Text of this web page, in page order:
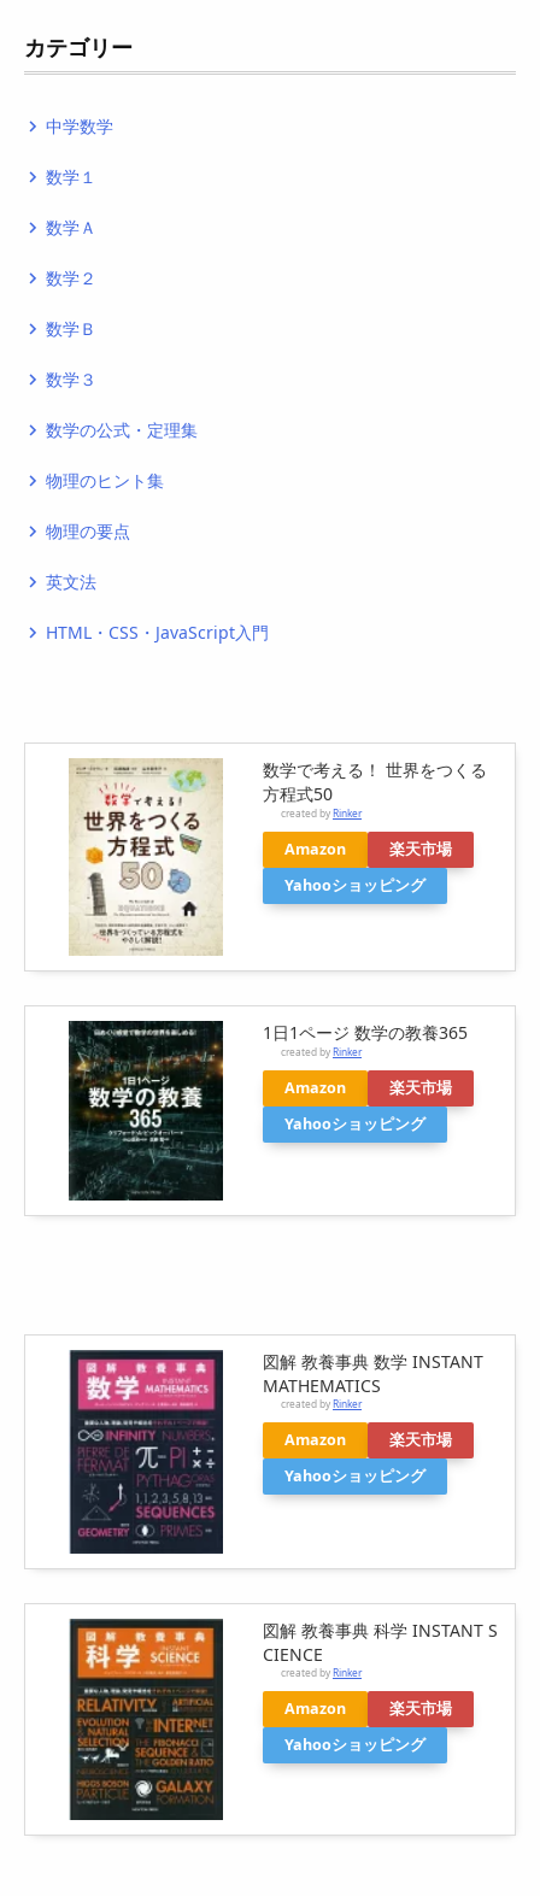
カテゴリー
navigate_next 中学数学
navigate_next 数学１
navigate_next 数学Ａ
navigate_next 数学２
navigate_next 数学Ｂ
navigate_next 数学３
navigate_next 数学の公式・定理集
navigate_next 物理のヒント集
navigate_next 物理の要点
navigate_next 英文法
navigate_next HTML・CSS・JavaScript入門
数学で考える！ 世界をつくる
方程式50
created byRinker
Amazon
楽天市場
Yahooショッピング
1日1ページ 数学の教養365
created byRinker
Amazon
楽天市場
Yahooショッピング
図解 教養事典 数学 INSTANT
MATHEMATICS
created byRinker
Amazon
楽天市場
Yahooショッピング
図解 教養事典 科学 INSTANT S
CIENCE
created byRinker
Amazon
楽天市場
Yahooショッピング